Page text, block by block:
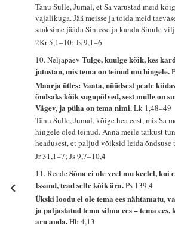
Tänu Sulle, Jumal, et Sa varustad meid
vajalikuga. Jää meisse ja toida meid
saaksime jääda Sinusse ja kanda Sinule
2Kr 5,1–10; Js 9,1–6
10. NeljapäevTulge, kuulge kõik, kes
jutustan, mis tema on teinud mu hingele.
Maarja ütles: Vaata, nüüdsest peale
õndsaks kõik sugupõlved, sest mulle on
Vägev, ja püha on tema nimi.Lk 1,48–49
Tänu Sulle, Jumal, kõige hea eest, mis Sa
hingele oled teinud. Anna meile tarkust
headusest, et paljud võiksid leida õndsuse
Jr 31,1–7; Js 9,7–10,4
11. ReedeSõna ei ole veel mu keelel, kui
Issand, tead selle kõik ära.Ps 139,4
Ükski loodu ei ole tema ees nähtamatu,
ja paljastatud tema silma ees – tema
aru anda.Hb 4,13